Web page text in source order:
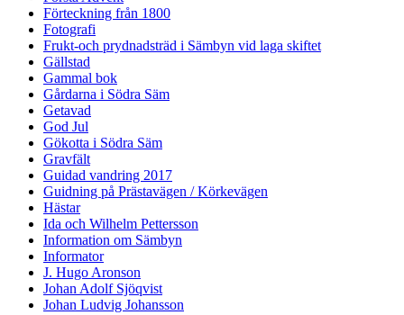
Förteckning från 1800
Fotografi
Frukt-och prydnadsträd i Sämbyn vid laga skiftet
Gällstad
Gammal bok
Gårdarna i Södra Säm
Getavad
God Jul
Gökotta i Södra Säm
Gravfält
Guidad vandring 2017
Guidning på Prästavägen / Körkevägen
Hästar
Ida och Wilhelm Pettersson
Information om Sämbyn
Informator
J. Hugo Aronson
Johan Adolf Sjöqvist
Johan Ludvig Johansson